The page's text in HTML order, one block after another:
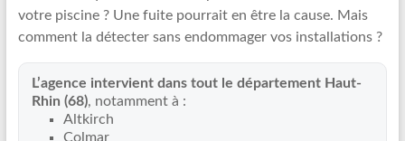
Recherche
de
fuite
piscine
partout
votre piscine ? Une fuite pourrait en être la cause. Mais
comment la détecter sans endommager vos installations ?
L’agence intervient dans tout le département Haut-
Rhin (68), notamment à :
Altkirch
Colmar